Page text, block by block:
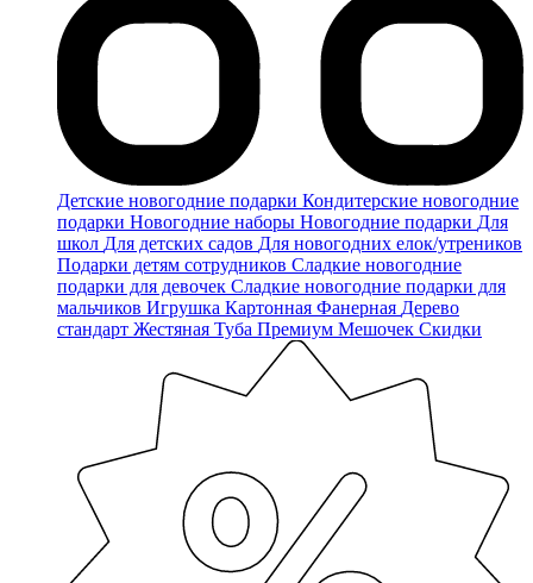
Детские новогодние подарки Кондитерские новогодние
подарки Новогодние наборы Новогодние подарки Для
школ Для детских садов Для новогодних елок/утреников
Подарки детям сотрудников Сладкие новогодние
подарки для девочек Сладкие новогодние подарки для
мальчиков Игрушка Картонная Фанерная Дерево
стандарт Жестяная Туба Премиум Мешочек Скидки